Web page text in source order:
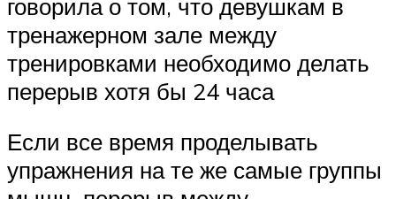
говорила о том, что девушкам в
тренажерном зале между
тренировками необходимо делать
перерыв хотя бы 24 часа
Если все время проделывать
упражнения на те же самые группы